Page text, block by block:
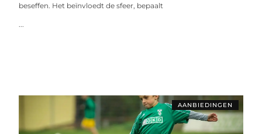
beseffen. Het beïnvloedt de sfeer, bepaalt
...
AANBIEDINGEN